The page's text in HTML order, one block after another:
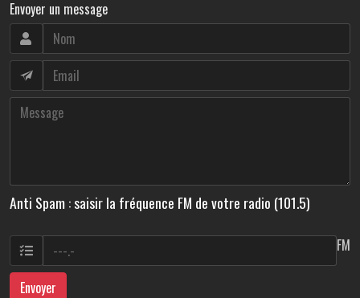
Envoyer un message
Anti Spam : saisir la fréquence FM de votre radio (101.5)
FM
Envoyer